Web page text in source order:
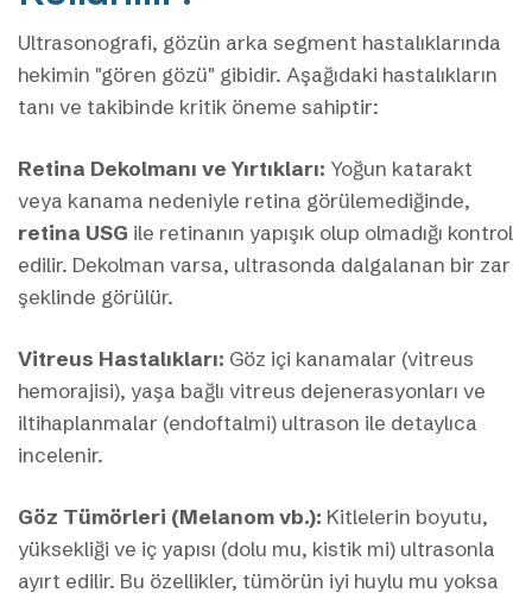
Ultrasonografi, gözün arka segment hastalıklarında
hekimin "gören gözü" gibidir. Aşağıdaki hastalıkların
tanı ve takibinde kritik öneme sahiptir:
Retina Dekolmanı ve Yırtıkları: Yoğun katarakt
veya kanama nedeniyle retina görülemediğinde,
retina USG ile retinanın yapışık olup olmadığı kontrol
edilir. Dekolman varsa, ultrasonda dalgalanan bir zar
şeklinde görülür.
Vitreus Hastalıkları: Göz içi kanamalar (vitreus
hemorajisi), yaşa bağlı vitreus dejenerasyonları ve
iltihaplanmalar (endoftalmi) ultrason ile detaylıca
incelenir.
Göz Tümörleri (Melanom vb.): Kitlelerin boyutu,
yüksekliği ve iç yapısı (dolu mu, kistik mi) ultrasonla
ayırt edilir. Bu özellikler, tümörün iyi huylu mu yoksa